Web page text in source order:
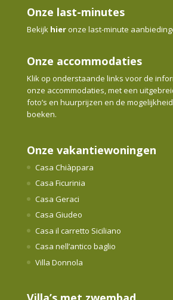
Onze last-minutes
Bekijk hieronze last-minute
Onze accommodaties
Klik op onderstaande links voor de
onze accommodaties, met een
foto’s en huurprijzen en de
boeken.
Onze vakantiewoningen
Casa Chiàppara
Casa Ficurinia
Casa Geraci
Casa Giudeo
Casa il carretto Siciliano
Casa nell’antico baglio
Villa Donnola